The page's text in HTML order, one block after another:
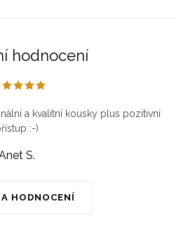
hodnocení
HODNOCENÍ
a kvalitní kousky plus pozitivní
:-)
S.